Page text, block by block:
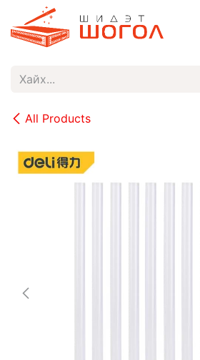
Skip to Content
All Products